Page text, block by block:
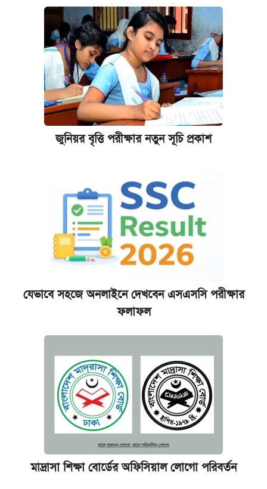
জুনিয়র বৃত্তি পরীক্ষার নতুন সূচি প্রকাশ
যেভাবে সহজে অনলাইনে দেখবেন এসএসসি পরীক্ষার
ফলাফল
মাদ্রাসা শিক্ষা বোর্ডের অফিসিয়াল লোগো পরিবর্তন